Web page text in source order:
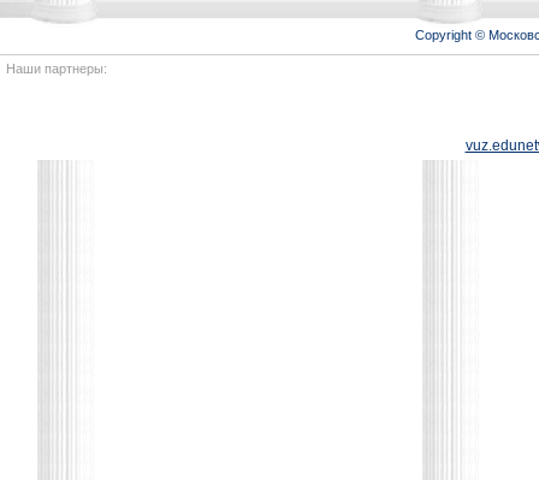
Copyright ©
Наши партнеры: